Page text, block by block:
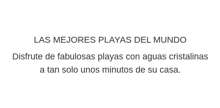
LAS MEJORES PLAYAS DEL MUNDO
Disfrute de fabulosas playas con aguas cristalinas
a tan solo unos minutos de su casa.